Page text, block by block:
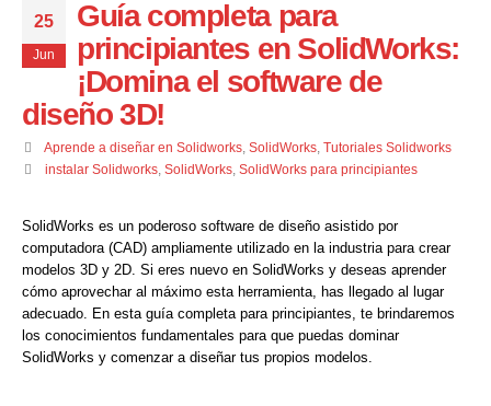
25
Jun
Guía completa para
principiantes en SolidWorks:
¡Domina el software de
diseño 3D!
Aprende a diseñar en Solidworks, SolidWorks, Tutoriales Solidworks
instalar Solidworks, SolidWorks, SolidWorks para principiantes
SolidWorks es un poderoso software de diseño asistido por
computadora (CAD) ampliamente utilizado en la industria para crear
modelos 3D y 2D. Si eres nuevo en SolidWorks y deseas aprender
cómo aprovechar al máximo esta herramienta, has llegado al lugar
adecuado. En esta guía completa para principiantes, te brindaremos
los conocimientos fundamentales para que puedas dominar
SolidWorks y comenzar a diseñar tus propios modelos.